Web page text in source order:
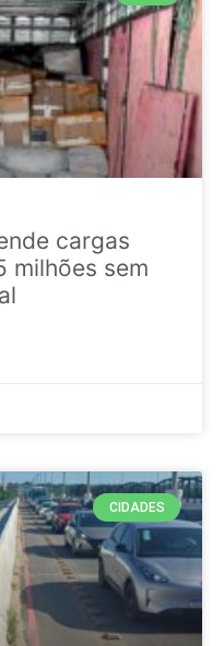
cargas
milhões sem
CIDADES